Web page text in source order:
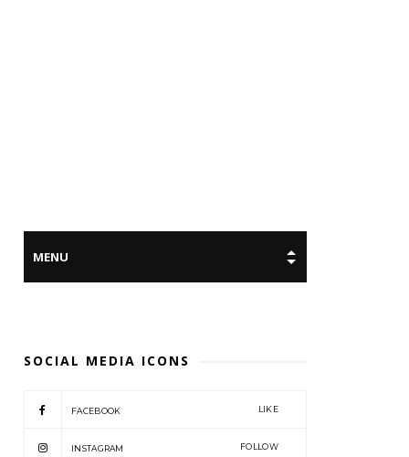
SOCIAL MEDIA ICONS
FACEBOOK LIKE
INSTAGRAM FOLLOW